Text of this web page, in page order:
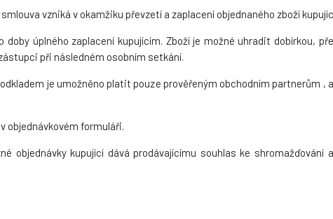
vzniká v okamžiku převzetí a zaplacení objednaného zboží
doby úplného zaplacení kupujícím. Zboží je možné uhradit dobírkou,
při následném osobním setkání.
je umožněno platit pouze prověřeným obchodním partnerům ,
objednávkovém formuláři.
objednávky kupující dává prodávajícímu souhlas ke shromažďování